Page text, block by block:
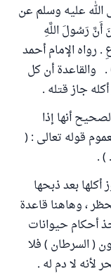
الله عليه وسلم عن
أَنَّ رَسُولَ اللَّهِ
الإمام أحمد
وابن ماجة وهو في صحيح الجامع 6970 . والقاعدة أن كل
جاز قتله .
أنها إذا
قوله تعالى : (
) .
بعد ذبحها
، وهاهنا قاعدة
أحكام حيوانات
( السرطان ) فلا
لأنه لا دم له .